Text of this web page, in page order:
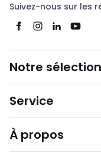
Suivez-nous sur les
Notre sélection
Service
À propos